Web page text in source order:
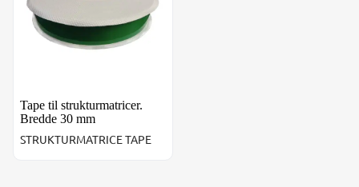
Tape til strukturmatricer.
Bredde 30 mm
STRUKTURMATRICE TAPE